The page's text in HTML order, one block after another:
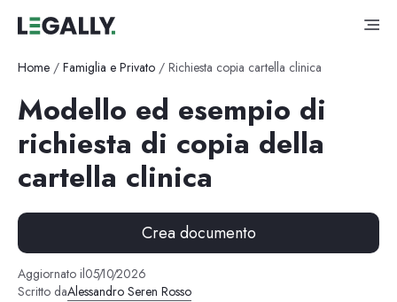
Home / Famiglia e Privato / Richiesta copia cartella clinica
Modello ed esempio di
richiesta di copia della
cartella clinica
Crea documento
Aggiornato il05/10/2026
Scritto daAlessandro Seren Rosso